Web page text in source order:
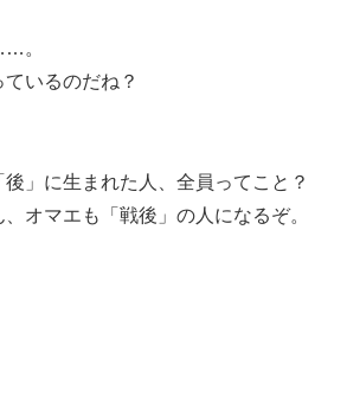
。
いるのだね？
」に生まれた人、全員ってこと？
オマエも「戦後」の人になるぞ。